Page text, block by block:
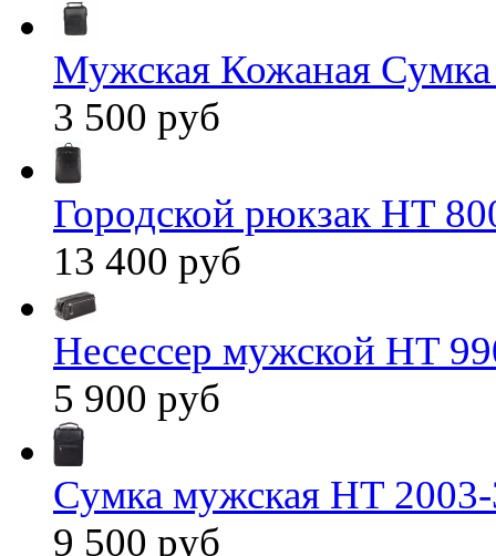
Мужская Кожаная
3 500 руб
Городской рюкзак HT
13 400 руб
Несессер мужской HT
5 900 руб
Сумка мужская HT
9 500 руб